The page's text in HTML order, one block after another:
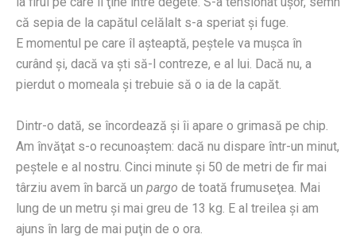
că sepia de la capătul celălalt s-a speriat şi fuge.
E momentul pe care îl aşteaptă, peştele va muşca în
curând şi, dacă va şti să-l contreze, e al lui. Dacă nu, a
pierdut o momeala şi trebuie să o ia de la capăt.
Dintr-o dată, se încordează şi îi apare o grimasă pe chip.
Am învăţat s-o recunoaştem: dacă nu dispare într-un minut,
peştele e al nostru. Cinci minute şi 50 de metri de fir mai
târziu avem în barcă un pargo de toată frumuseţea. Mai
lung de un metru şi mai greu de 13 kg. E al treilea şi am
ajuns în larg de mai puţin de o ora.